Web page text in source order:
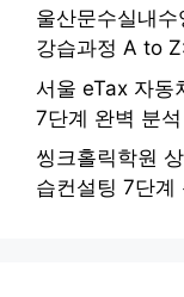
울산문수실내
강습과정 A to
서울 eTax 자동
7단계 완벽 분석
씽크홀릭학원
습컨설팅 7단계